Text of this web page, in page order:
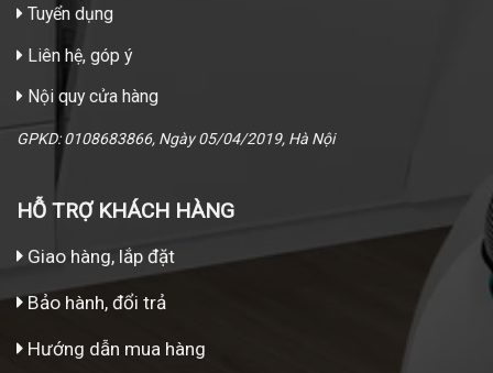
Tuyển dụng
Liên hệ, góp ý
Nội quy cửa hàng
GPKD: 0108683866, Ngày 05/04/2019, Hà Nội
HỖ TRỢ KHÁCH HÀNG
Giao hàng, lắp đặt
Bảo hành, đổi trả
Hướng dẫn mua hàng